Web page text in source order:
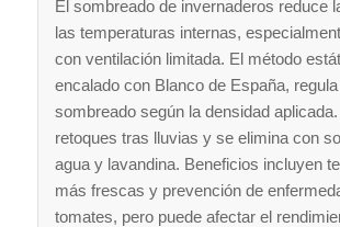
El sombreado de invernaderos reduce
las temperaturas internas,
con ventilación limitada. El método
encalado con Blanco de España,
sombreado según la densidad
retoques tras lluvias y se elimina con
agua y lavandina. Beneficios incluyen
más frescas y prevención de
tomates, pero puede afectar el